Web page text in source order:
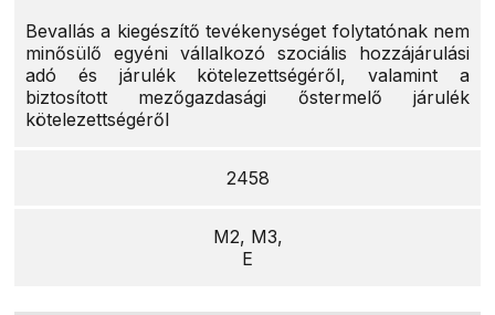
Bevallás a kiegészítő tevékenységet folytatónak nem
minősülő egyéni vállalkozó szociális hozzájárulási
adó és járulék kötelezettségéről, valamint a
biztosított mezőgazdasági őstermelő járulék
kötelezettségéről
2458
M2, M3,
E